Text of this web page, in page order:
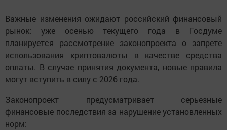
Важные изменения ожидают российский финансовый
рынок: уже осенью текущего года в Госдуме
планируется рассмотрение законопроекта о запрете
использования криптовалюты в качестве средства
оплаты. В случае принятия документа, новые правила
могут вступить в силу с 2026 года.
Законопроект предусматривает серьезные
финансовые последствия за нарушение установленных
норм: